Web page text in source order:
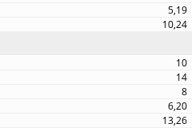
5,19
10,24
10
14
8
6,20
13,26